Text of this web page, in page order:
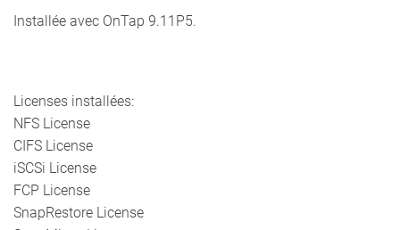
Installée avec OnTap 9.11P5.
Licenses installées:
NFS License
CIFS License
iSCSi License
FCP License
SnapRestore License